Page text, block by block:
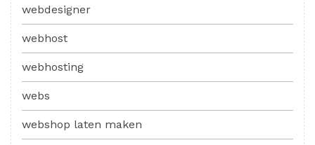
webdesigner
webhost
webhosting
webs
webshop laten maken